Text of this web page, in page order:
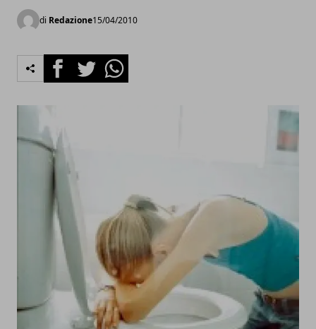
di Redazione15/04/2010
FacebookTwitterWhatsapp